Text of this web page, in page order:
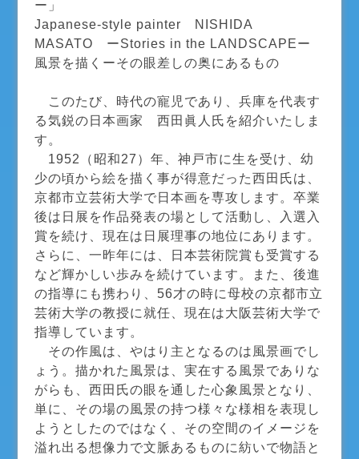
ー」
Japanese-style painter NISHIDA
MASATO ーStories in the LANDSCAPEー
風景を描くーその眼差しの奥にあるもの
このたび、時代の寵児であり、兵庫を代表す
る気鋭の日本画家 西田眞人氏を紹介いたしま
す。
1952（昭和27）年、神戸市に生を受け、幼
少の頃から絵を描く事が得意だった西田氏は、
京都市立芸術大学で日本画を専攻します。卒業
後は日展を作品発表の場として活動し、入選入
賞を続け、現在は日展理事の地位にあります。
さらに、一昨年には、日本芸術院賞も受賞する
など輝かしい歩みを続けています。また、後進
の指導にも携わり、56才の時に母校の京都市立
芸術大学の教授に就任、現在は大阪芸術大学で
指導しています。
その作風は、やはり主となるのは風景画でし
ょう。描かれた風景は、実在する風景でありな
がらも、西田氏の眼を通した心象風景となり、
単に、その場の風景の持つ様々な様相を表現し
ようとしたのではなく、その空間のイメージを
溢れ出る想像力で文脈あるものに紡いで物語と